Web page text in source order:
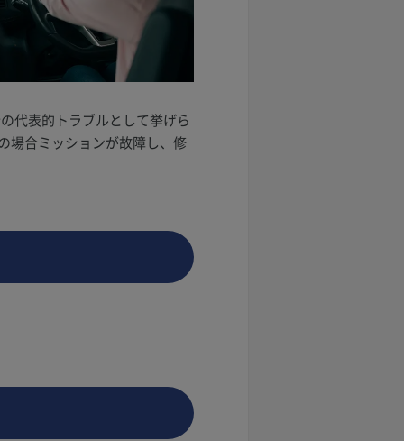
代表的トラブルとして挙げら
場合ミッションが故障し、修